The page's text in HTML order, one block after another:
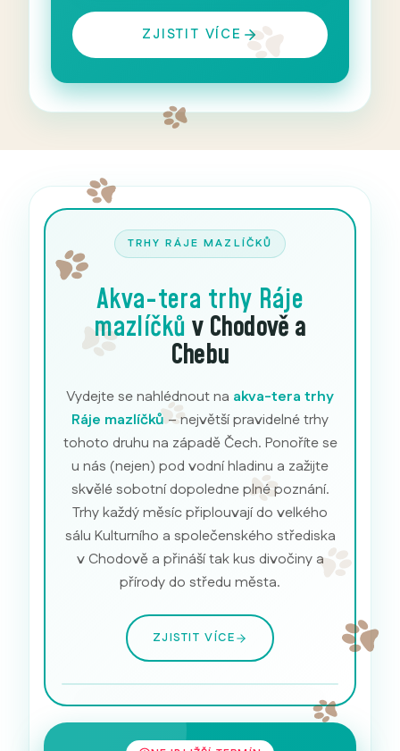
ZJISTIT VÍCE
TRHY RÁJE MAZLÍČKŮ
Akva-tera trhy Ráje
mazlíčků v Chodově a
Chebu
Vydejte se nahlédnout na akva-tera trhy
Ráje mazlíčků– největší pravidelné trhy
tohoto druhu na západě Čech. Ponoříte se
u nás (nejen) pod vodní hladinu a zažijte
skvělé sobotní dopoledne plné poznání.
Trhy každý měsíc připlouvají do velkého
sálu Kulturního a společenského střediska
v Chodově a přináší tak kus divočiny a
přírody do středu města.
ZJISTIT VÍCE
Akvarijní ryby